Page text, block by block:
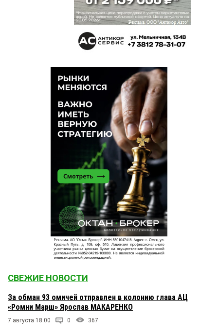
СВЕЖИЕ НОВОСТИ
За обман 93 омичей отправлен в колонию глава АЦ
«Ромни Марш» Ярослав МАКАРЕНКО
7 августа 18:00 0 367